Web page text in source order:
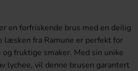
en forfriskende brus med en deilig
læsken fra Ramune er perfekt for
fruktige smaker. Med sin unike
lychee, vil denne brusen garantert